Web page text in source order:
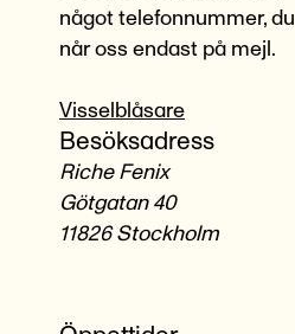
något telefonnummer, du
når oss endast på mejl.
Visselblåsare
Besöksadress
Riche Fenix
Götgatan 40
11826 Stockholm